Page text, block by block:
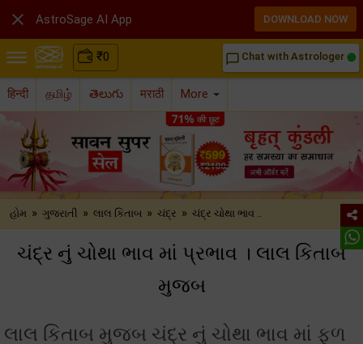
₹0 chat_bubble_outline Chat with Astrologer
हिन्दी தமிழ் తెలుగు मराठी More
હોમ » ગુજરાતી » લાલ કિતાબ » ચંદ્ર » ચંદ્ર ચોથા ભાવ ..
ચંદ્ર નું ચોથા ભાવ માં પ્રભાવ । લાલ કિતાબ
મુજબ
લાલ કિતાબ મુજબ ચંદ્ર નું ચોથા ભાવ માં ફળ
 AstroSage AI App DOWNLOAD NOW